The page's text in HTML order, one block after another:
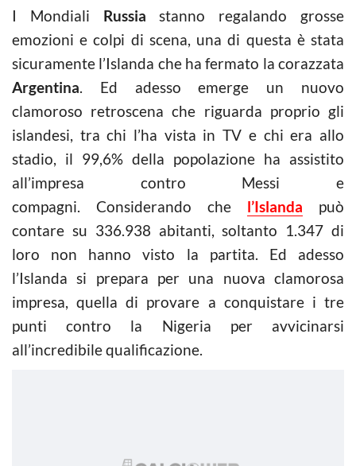
I Mondiali Russia stanno regalando grosse
emozioni e colpi di scena, una di questa è stata
sicuramente l’Islanda che ha fermato la corazzata
Argentina. Ed adesso emerge un nuovo
clamoroso retroscena che riguarda proprio gli
islandesi, tra chi l’ha vista in TV e chi era allo
stadio, il 99,6% della popolazione ha assistito
all’impresa contro Messi e
compagni. Considerando che l’Islanda può
contare su 336.938 abitanti, soltanto 1.347 di
loro non hanno visto la partita. Ed adesso
l’Islanda si prepara per una nuova clamorosa
impresa, quella di provare a conquistare i tre
punti contro la Nigeria per avvicinarsi
all’incredibile qualificazione.